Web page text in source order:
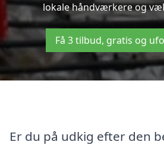
lokale håndværkere og
Få 3 tilbud, gratis og
Er du på udkig efter den